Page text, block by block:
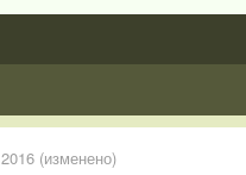
(изменено)